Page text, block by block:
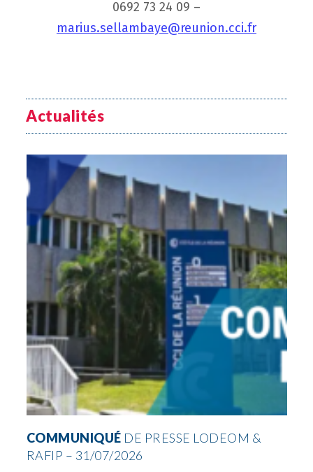
0692 73 24 09 –
marius.sellambaye@reunion.cci.fr
Actualités
COMMUNIQUÉ DE PRESSE LODEOM &
RAFIP – 31/07/2026